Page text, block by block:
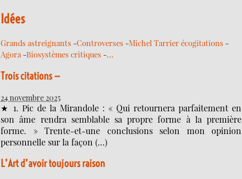
Idées
Grands astreignants -Controverses -Michel Tarrier écogitations -
Agora -Biosystèmes critiques -…
Trois citations —
24 novembre 2025
★ 1. Pic de la Mirandole : « Qui retournera parfaitement en
son âme rendra semblable sa propre forme à la première
forme. » Trente-et-une conclusions selon mon opinion
personnelle sur la façon (…)
L’Art d’avoir toujours raison